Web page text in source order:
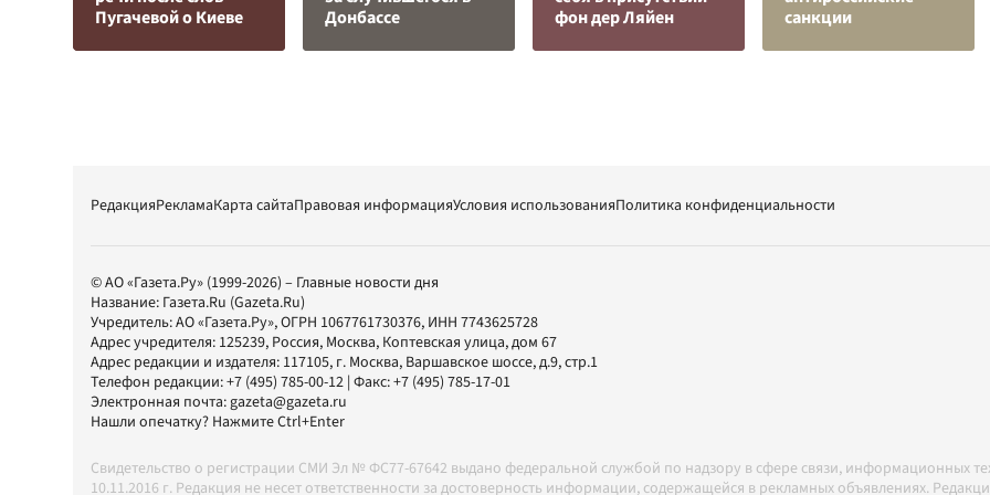
Пугачевой о Киеве
Донбассе
фон дер Ляйен
санкции
РедакцияРекламаКарта сайтаПравовая информацияУсловия использованияПолитика конфиденциальности
© АО «Газета.Ру» (1999-2026) – Главные новости дня
Название: Газета.Ru (Gazeta.Ru)
Учредитель:АО «Газета.Ру», ОГРН 1067761730376, ИНН 7743625728
Адрес учредителя: 125239, Россия, Москва, Коптевская улица, дом 67
Адрес редакции и издателя: 117105, г. Москва, Варшавское шоссе, д.9, стр.1
Телефон редакции:+7 (495) 785-00-12 | Факс:+7 (495) 785-17-01
Электронная почта:gazeta@gazeta.ru
Нашли опечатку? Нажмите Ctrl+Enter
Свидетельство о регистрации СМИ Эл № ФС77-67642 выдано федеральной службой по надзору в сфере связи, информационных
10.11.2016 г. Редакция не несет ответственности за достоверность информации, содержащейся в рекламных объявлениях.